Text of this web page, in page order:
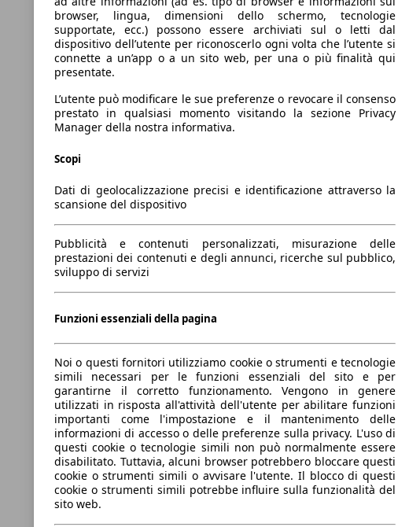
browser, lingua, dimensioni dello schermo, tecnologie
supportate, ecc.) possono essere archiviati sul o letti dal
dispositivo dell’utente per riconoscerlo ogni volta che l’utente si
connette a un’app o a un sito web, per una o più finalità qui
presentate.
L’utente può modificare le sue preferenze o revocare il consenso
prestato in qualsiasi momento visitando la sezione Privacy
Manager della nostra informativa.
Scopi
Dati di geolocalizzazione precisi e identificazione attraverso la
scansione del dispositivo
Pubblicità e contenuti personalizzati, misurazione delle
prestazioni dei contenuti e degli annunci, ricerche sul pubblico,
sviluppo di servizi
Funzioni essenziali della pagina
Noi o questi fornitori utilizziamo cookie o strumenti e tecnologie
simili necessari per le funzioni essenziali del sito e per
garantirne il corretto funzionamento. Vengono in genere
utilizzati in risposta all'attività dell'utente per abilitare funzioni
importanti come l'impostazione e il mantenimento delle
informazioni di accesso o delle preferenze sulla privacy. L'uso di
questi cookie o tecnologie simili non può normalmente essere
disabilitato. Tuttavia, alcuni browser potrebbero bloccare questi
cookie o strumenti simili o avvisare l'utente. Il blocco di questi
cookie o strumenti simili potrebbe influire sulla funzionalità del
sito web.